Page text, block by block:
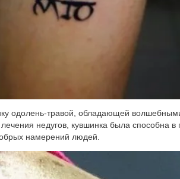
одолень-травой, обладающей
недугов, кувшинка была способна
намерений людей.